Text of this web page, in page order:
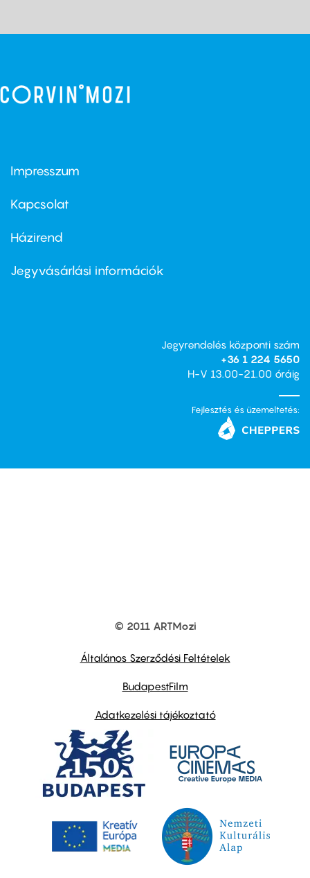
Footer
first
Impresszum
Kapcsolat
Footer
second
Házirend
Jegyvásárlási információk
Jegyrendelés központi szám
+36 1 224 5650
H-V 13.00-21.00 óráig
Fejlesztés és üzemeltetés:
© 2011 ARTMozi
Általános Szerződési Feltételek
BudapestFilm
Adatkezelési tájékoztató